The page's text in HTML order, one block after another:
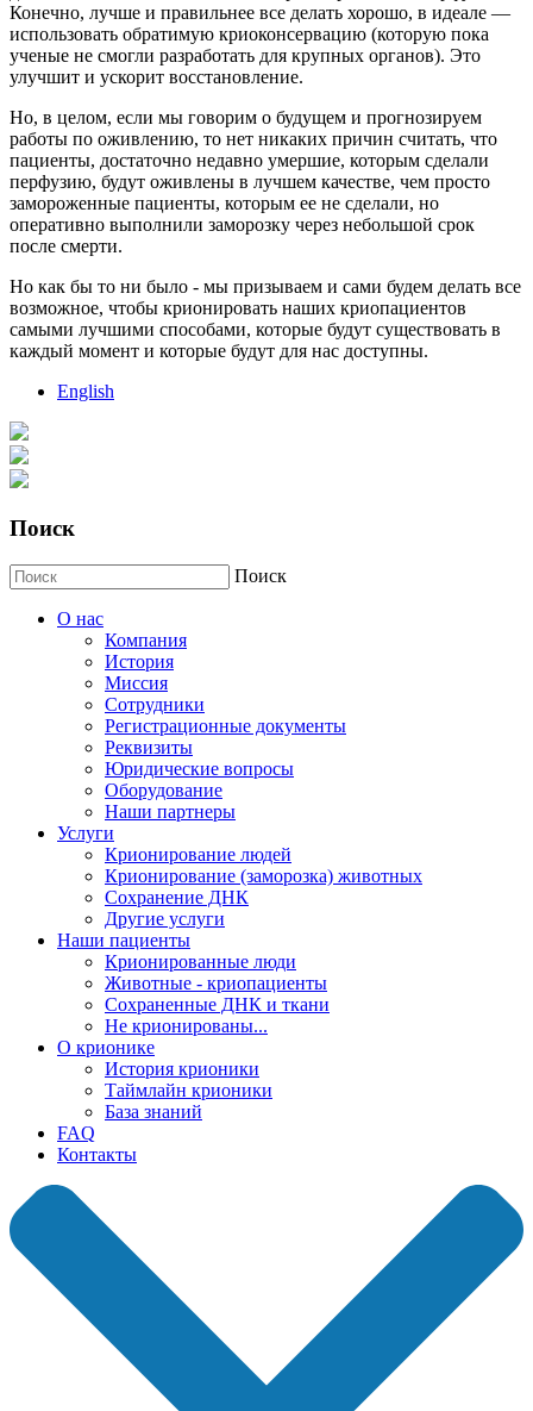
Конечно, лучше и правильнее все делать хорошо, в идеале —
использовать обратимую криоконсервацию (которую пока
ученые не смогли разработать для крупных органов). Это
улучшит и ускорит восстановление.
Но, в целом, если мы говорим о будущем и прогнозируем
работы по оживлению, то нет никаких причин считать, что
пациенты, достаточно недавно умершие, которым сделали
перфузию, будут оживлены в лучшем качестве, чем просто
замороженные пациенты, которым ее не сделали, но
оперативно выполнили заморозку через небольшой срок
после смерти.
Но как бы то ни было - мы призываем и сами будем делать все
возможное, чтобы крионировать наших криопациентов
самыми лучшими способами, которые будут существовать в
каждый момент и которые будут для нас доступны.
English
Поиск
Поиск
О нас
Компания
История
Миссия
Сотрудники
Регистрационные документы
Реквизиты
Юридические вопросы
Оборудование
Наши партнеры
Услуги
Крионирование людей
Крионирование (заморозка) животных
Сохранение ДНК
Другие услуги
Наши пациенты
Крионированные люди
Животные - криопациенты
Сохраненные ДНК и ткани
Не крионированы...
О крионике
История крионики
Таймлайн крионики
База знаний
FAQ
Контакты